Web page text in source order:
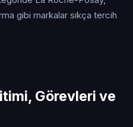
gibi markalar sıkça tercih
Görevleri ve